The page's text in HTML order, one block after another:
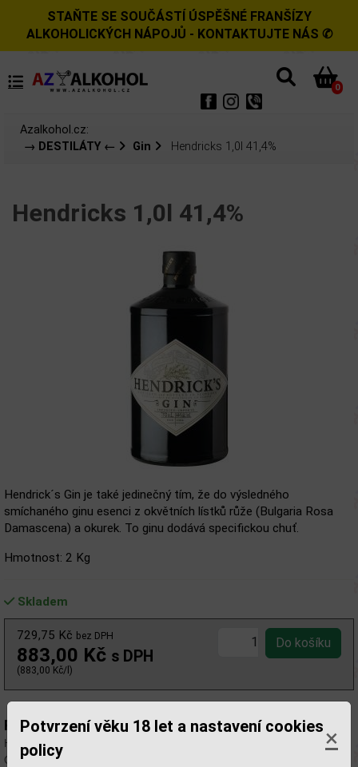
Potvrzení věku 18 let a nastavení cookies
policy
×
STAŇTE SE SOUČÁSTÍ ÚSPĚŠNÉ FRANŠÍZY
ALKOHOLICKÝCH NÁPOJŮ - KONTAKTUJTE NÁS ✆
0
Azalkohol.cz:
→ DESTILÁTY ←
Gin Hendricks 1,0l 41,4%
Hendricks 1,0l 41,4%
Hendrick´s Gin je také jedinečný tím, že do výsledného
smíchaného ginu esenci z okvětních lístků růže (Bulgaria Rosa
Damascena) a okurek. To ginu dodává specifickou chuť.
Hmotnost: 2 Kg
Skladem
729,75 Kč bez DPH
883,00 Kč s DPH
(883,00 Kč/l)
Popis:
Hendrick´s Gin je vyráběn ve městě Girvan ve Skotsku firmou William
Grant & Sons. Je poznatelný podle hnědé láhve provedené ve starém